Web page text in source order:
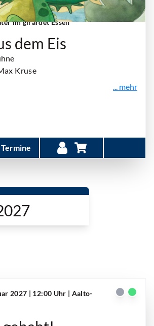
2026 | 16:00 Uhr|
im girardet Essen
dem Eis
Kruse
... mehr
2027 | 12:00 Uhr | Aalto-